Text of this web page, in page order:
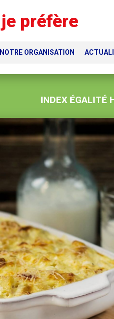
préfère
NOTRE ORGANISATION
INDEX ÉGALITÉ